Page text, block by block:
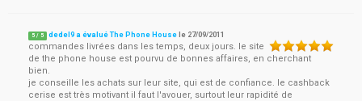
5 / 5 dedel9 a évalué The Phone House le 27/09/2011
commandes livrées dans les temps, deux jours. le site
de the phone house est pourvu de bonnes affaires, en cherchant
bien.
je conseille les achats sur leur site, qui est de confiance. le cashback
cerise est très motivant il faut l'avouer, surtout leur rapidité de